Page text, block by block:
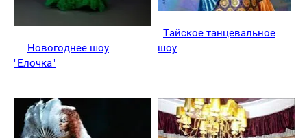
Новогоднее шоу
"Елочка"
Тайское танцевальное
шоу